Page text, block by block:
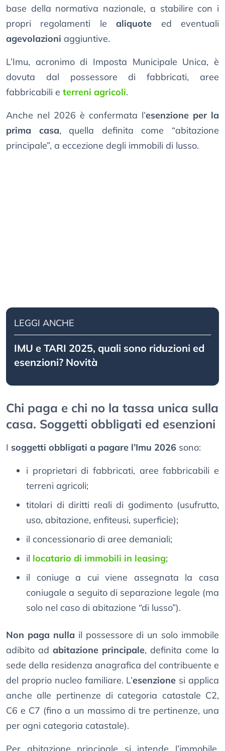
base della normativa nazionale, a stabilire con i
propri regolamenti lealiquote ed eventuali
agevolazioni aggiuntive.
L’Imu, acronimo di Imposta Municipale Unica, è
dovuta dal possessore di fabbricati, aree
fabbricabili e terreni agricoli.
Anche nel 2026 è confermata l’esenzione per la
prima casa, quella definita come “abitazione
principale”, a eccezione degli immobili di lusso.
LEGGI ANCHE
IMU e TARI 2025, quali sono riduzioni ed
esenzioni? Novità
Chi paga e chi no la tassa unica sulla
casa. Soggetti obbligati ed esenzioni
I soggetti obbligati a pagare l’Imu 2026 sono:
i proprietari di fabbricati, aree fabbricabili e
terreni agricoli;
titolari di diritti reali di godimento (usufrutto,
uso, abitazione, enfiteusi, superficie);
il concessionario di aree demaniali;
il locatario di immobili in leasing;
il coniuge a cui viene assegnata la casa
coniugale a seguito di separazione legale (ma
solo nel caso di abitazione “di lusso”).
Non paga nulla il possessore di un solo immobile
adibito ad abitazione principale, definita come la
sede della residenza anagrafica del contribuente e
del proprio nucleo familiare. L’esenzione si applica
anche alle pertinenze di categoria catastale C2,
C6 e C7 (fino a un massimo di tre pertinenze, una
per ogni categoria catastale).